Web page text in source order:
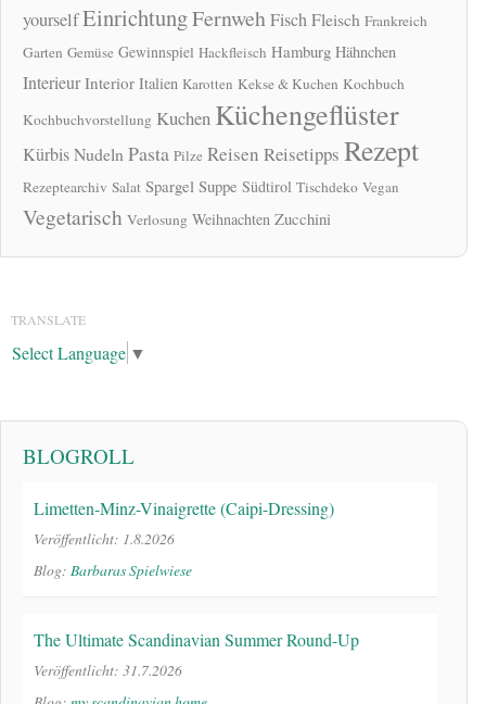
yourselfEinrichtungFernwehFischFleisch Frankreich
Garten Gemüse Gewinnspiel Hackfleisch Hamburg Hähnchen
Interieur Interior Italien Karotten Kekse & Kuchen Kochbuch
Kochbuchvorstellung Kuchen Küchengeflüster
KürbisNudelnPasta Pilze Reisen Reisetipps Rezept
Rezeptearchiv Salat Spargel Suppe Südtirol Tischdeko Vegan
Vegetarisch Verlosung Weihnachten Zucchini
TRANSLATE
Select Language ▼
BLOGROLL
Limetten-Minz-Vinaigrette (Caipi-Dressing)
Veröffentlicht: 1.8.2026
Blog: Barbaras Spielwiese
The Ultimate Scandinavian Summer Round-Up
Veröffentlicht: 31.7.2026